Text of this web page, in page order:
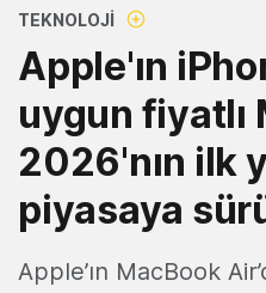
TEKNOLOJI
Apple'ın
uygun fiyatlı
2026'nın ilk
piyasaya
Apple’ın MacBook